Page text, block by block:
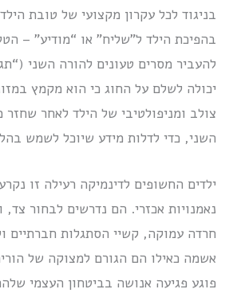
בניגוד לכל עקרון מקצועי של טובת
בהפיכת הילד ל”שליח” או “מודיע” –
להעביר מסרים טעונים להורה השני
יכולה לשלם על החוג כי הוא מקמץ
צולב ומניפולטיבי של הילד לאחר
השני, כדי לדלות מידע שיוכל לשמש
ילדים החשופים לדינמיקה רעילה זו
נאמנויות אכזרי. הם נדרשים לבחור צד,
חרדה עמוקה, קשיי הסתגלות חברתיים
אשמה כאילו הם הגורם למצוקה של
פוגע פגיעה אנושה בביטחון העצמי